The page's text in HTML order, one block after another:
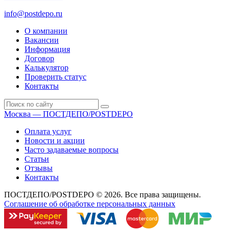
info@postdepo.ru
О компании
Вакансии
Информация
Договор
Калькулятор
Проверить статус
Контакты
Москва — ПОСТДЕПО/POSTDEPO
Оплата услуг
Новости и акции
Часто задаваемые вопросы
Статьи
Отзывы
Контакты
ПОСТДЕПО/POSTDEPO © 2026. Все права защищены.
Соглашение об обработке персональных данных